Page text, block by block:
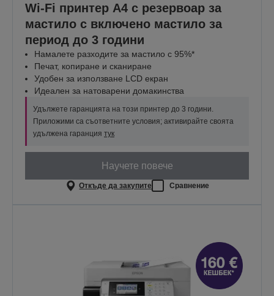
Wi-Fi принтер A4 с резервоар за
мастило с включено мастило за
период до 3 години
Намалете разходите за мастило с 95%*
Печат, копиране и сканиране
Удобен за използване LCD екран
Идеален за натоварени домакинства
Удължете гаранцията на този принтер до 3 години.
Приложими са съответните условия; активирайте своята
удължена гаранция тук
Научете повече
Откъде да закупите Сравнение